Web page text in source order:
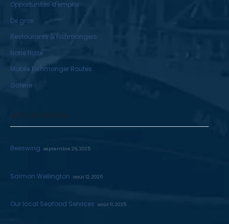
Opportunités d'emploi
De gros
Restaurants & Fishmongers
Notre flotte
Mobile Fishmonger Routes
Galerie
ARTICLES RÉCENTS
Beeswing septembre 26, 2025
Salmon Wellington août 12, 2025
Our local Seafood Services août 11, 2025